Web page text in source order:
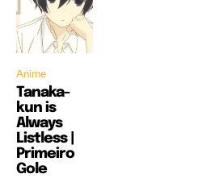
Anime
Tanaka-
kun is
Always
Listless |
Primeiro
Gole